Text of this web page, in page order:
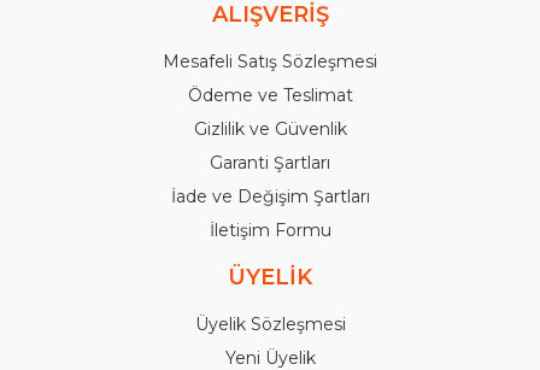
ALIŞVERİŞ
Mesafeli Satış Sözleşmesi
Ödeme ve Teslimat
Gizlilik ve Güvenlik
Garanti Şartları
İade ve Değişim Şartları
İletişim Formu
ÜYELİK
Üyelik Sözleşmesi
Yeni Üyelik